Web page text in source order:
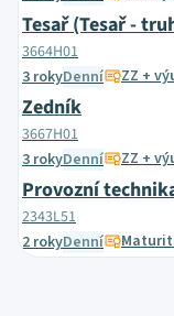
Tesař (Tesař -
3664H01
3 rokyDenní ZZ +
Zedník
3667H01
3 rokyDenní ZZ +
Provozní
2343L51
2 rokyDenní